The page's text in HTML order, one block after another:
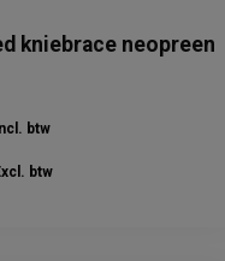
kniebrace neopreen
Incl. btw
btw